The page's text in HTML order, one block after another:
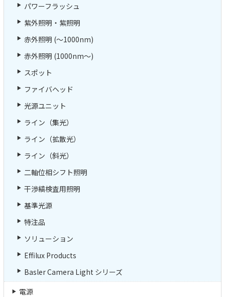
パワーフラッシュ
紫外照明・紫照明
赤外照明 (～1000nm)
赤外照明 (1000nm～)
スポット
ファイバヘッド
光源ユニット
ライン（集光）
ライン（拡散光）
ライン（斜光）
二軸位相シフト照明
干渉縞検査用照明
基準光源
特注品
ソリューション
Effilux Products
Basler Camera Light シリーズ
電源